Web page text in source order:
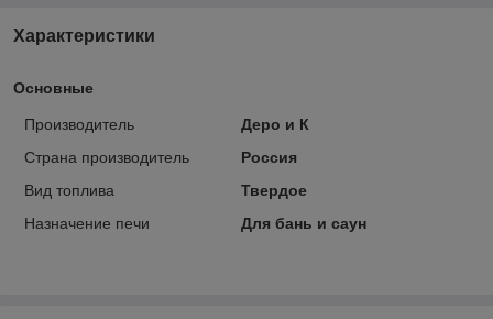
Характеристики
Основные
Производитель
Деро и К
Страна производитель
Россия
Вид топлива
Твердое
Назначение печи
Для бань и саун